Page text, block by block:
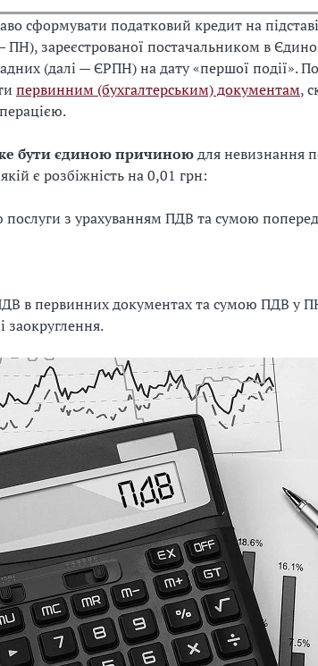
сформувати податковий кредит на
ПН), зареєстрованої постачальником в
(далі — ЄРПН) на дату «першої події».
первинним (бухгалтерським) документам,
бути єдиною причиноюдля невизнання
є розбіжність на 0,01 грн:
послуги з урахуванням ПДВ та сумою
в первинних документах та сумою ПДВ у
заокруглення.